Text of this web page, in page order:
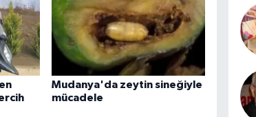
Mudanya'da zeytin sineğiyle
mücadele